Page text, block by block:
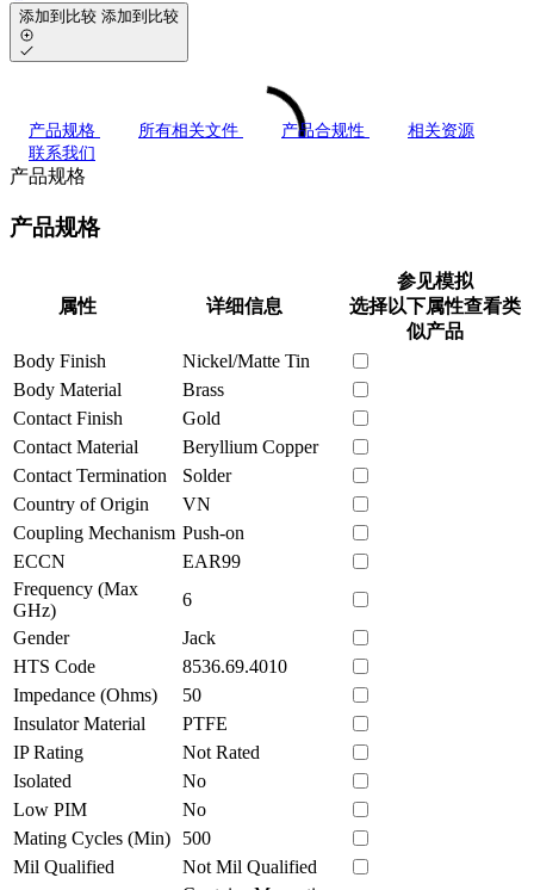
添加到比较 添加到比较
产品规格 所有相关文件 产品合规性
相关资源
联系我们
产品规格
产品规格
属性 详细信息
参见模拟
选择以下属性查看类
似产品
Body Finish
Nickel/Matte Tin
Body Material
Brass
Contact Finish
Gold
Contact Material
Beryllium Copper
Contact Termination
Solder
Country of Origin
VN
Coupling Mechanism Push-on
ECCN
EAR99
Frequency (Max
GHz)
6
Gender
Jack
HTS Code
8536.69.4010
Impedance (Ohms)
50
Insulator Material
PTFE
IP Rating
Not Rated
Isolated
No
Low PIM
No
Mating Cycles (Min)
500
Mil Qualified
Not Mil Qualified